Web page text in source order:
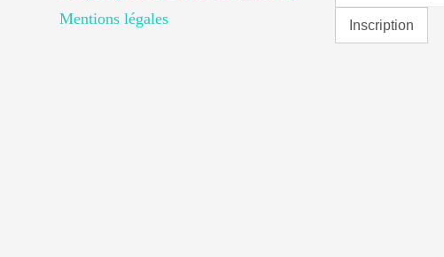
Mentions légales